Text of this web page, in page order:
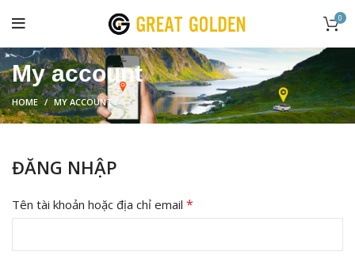
0
My account
HOME MY ACCOUNT
ĐĂNG NHẬP
Tên tài khoản hoặc địa chỉ email *